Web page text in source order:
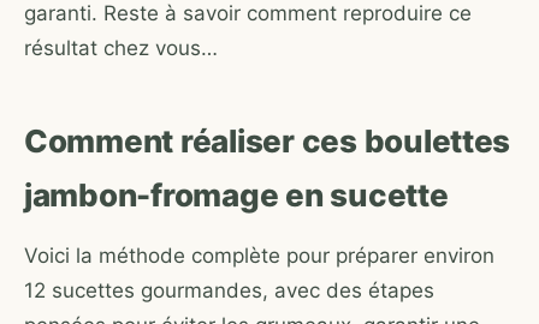
garanti. Reste à savoir comment reproduire ce
résultat chez vous…
Comment réaliser ces boulettes
jambon-fromage en sucette
Voici la méthode complète pour préparer environ
12 sucettes gourmandes, avec des étapes